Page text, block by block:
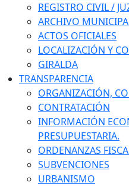
REGISTRO CIVIL /
ARCHIVO
ACTOS OFICIALES
LOCALIZACIÓN Y
GIRALDA
TRANSPARENCIA
ORGANIZACIÓN,
CONTRATACIÓN
INFORMACIÓN
PRESUPUESTARIA.
ORDENANZAS
SUBVENCIONES
URBANISMO